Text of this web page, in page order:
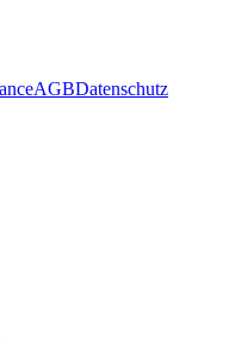
AGBDatenschutz